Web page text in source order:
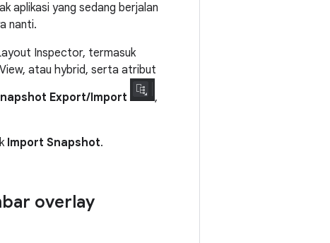
aplikasi yang sedang berjalan
nanti.
Inspector, termasuk
atau hybrid, serta atribut
Export/Import
,
Import Snapshot.
overlay